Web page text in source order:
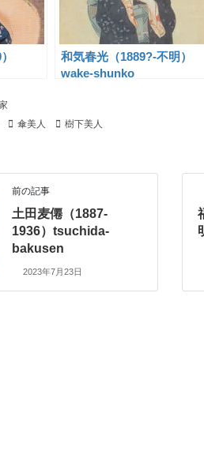
和気春光（1889?-不明）
wake-shunko
傘美人 樹下美人
前の記事
土田麦僊（1887-
1936）tsuchida-
bakusen
2023年7月23日